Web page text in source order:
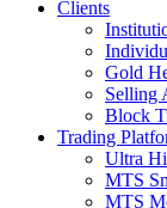
Clients
Gold
Selling
Block
Trading
Ultra
MTS
MTS